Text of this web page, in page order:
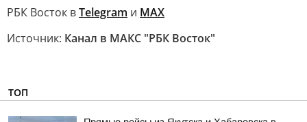
РБК Восток вTelegram и MAX
Источник: Канал в МАКС "РБК Восток"
ТОП